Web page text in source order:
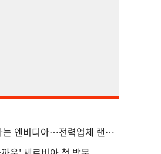
AI인프라에 주목하는 엔비디아…전력업체 랜시엄에 4조원 투자